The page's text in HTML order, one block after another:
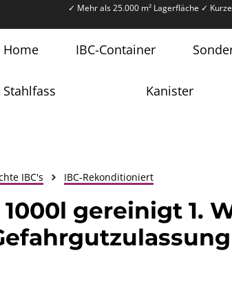
✓ Mehr als 25.000 m² Lagerfläche ✓
Home IBC-Container
Stahlfass Kanister
IBC's IBC-Rekonditioniert
gereinigt 1.